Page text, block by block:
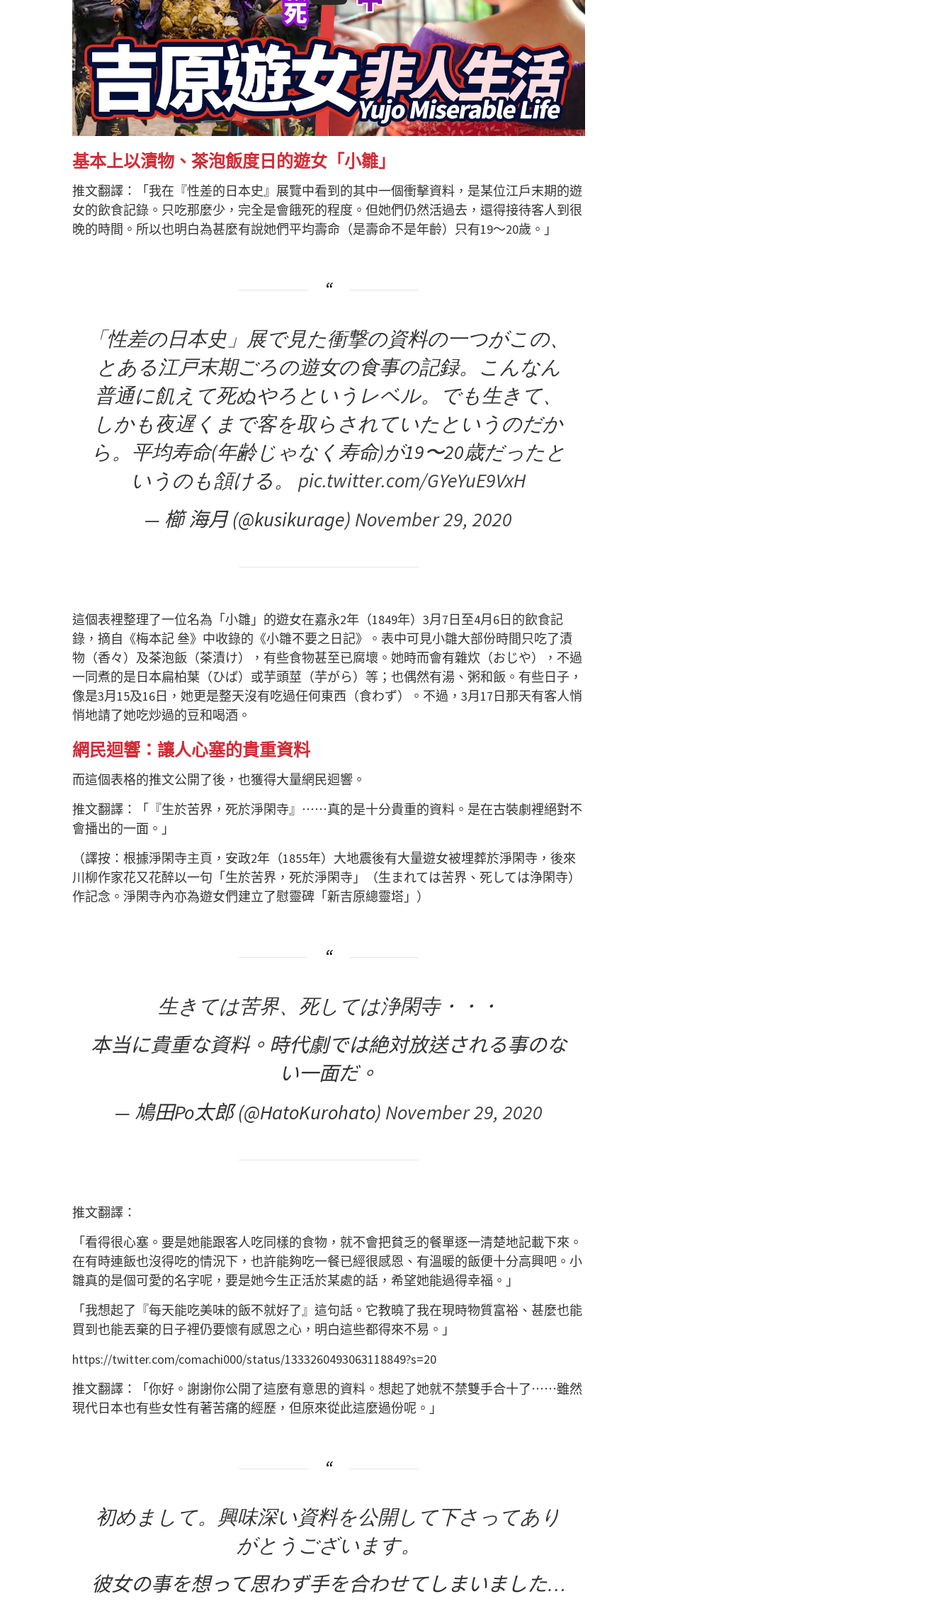
基本上以漬物、茶泡飯度日的遊女「小雛」
推文翻譯：「我在『性差的日本史』展覽中看到的其中一個衝擊資料，是某位江戶末期的遊
女的飲食記錄。只吃那麼少，完全是會餓死的程度。但她們仍然活過去，還得接待客人到很
晚的時間。所以也明白為甚麼有說她們平均壽命（是壽命不是年齡）只有19～20歲。」
「性差の日本史」展で見た衝撃の資料の一つがこの、
とある江戸末期ごろの遊女の食事の記録。こんなん
普通に飢えて死ぬやろというレベル。でも生きて、
しかも夜遅くまで客を取らされていたというのだか
ら。平均寿命(年齢じゃなく寿命)が19〜20歳だったと
いうのも頷ける。 pic.twitter.com/GYeYuE9VxH
— 櫛 海月 (@kusikurage) November 29, 2020
這個表裡整理了一位名為「小雛」的遊女在嘉永2年（1849年）3月7日至4月6日的飲食記
錄，摘自《梅本記 叄》中收錄的《小雛不要之日記》。表中可見小雛大部份時間只吃了漬
物（香々）及茶泡飯（茶漬け），有些食物甚至已腐壞。她時而會有雜炊（おじや），不過
一同煮的是日本扁柏葉（ひば）或芋頭莖（芋がら）等；也偶然有湯、粥和飯。有些日子，
像是3月15及16日，她更是整天沒有吃過任何東西（食わず）。不過，3月17日那天有客人悄
悄地請了她吃炒過的豆和喝酒。
網民迴響：讓人心塞的貴重資料
而這個表格的推文公開了後，也獲得大量網民迴響。
推文翻譯：「『生於苦界，死於淨閑寺』⋯⋯真的是十分貴重的資料。是在古裝劇裡絕對不
會播出的一面。」
（譯按：根據淨閑寺主頁 ，安政2年（1855年）大地震後有大量遊女被埋葬於淨閑寺，後來
川柳作家花又花醉以一句「生於苦界，死於淨閑寺」（生まれては苦界、死しては浄閑寺）
作記念。淨閑寺內亦為遊女們建立了慰靈碑「新吉原總靈塔」）
生きては苦界、死しては浄閑寺・・・
本当に貴重な資料。時代劇では絶対放送される事のな
い一面だ。
— 鳩田Po太郎 (@HatoKurohato) November 29, 2020
推文翻譯：
「看得很心塞。要是她能跟客人吃同樣的食物，就不會把貧乏的餐單逐一清楚地記載下來。
在有時連飯也沒得吃的情況下，也許能夠吃一餐已經很感恩、有溫暖的飯便十分高興吧。小
雛真的是個可愛的名字呢，要是她今生正活於某處的話，希望她能過得幸福。」
「我想起了『每天能吃美味的飯不就好了』這句話。它教曉了我在現時物質富裕、甚麼也能
買到也能丟棄的日子裡仍要懷有感恩之心，明白這些都得來不易。」
https://twitter.com/comachi000/status/1333260493063118849?s=20
推文翻譯：「你好。謝謝你公開了這麼有意思的資料。想起了她就不禁雙手合十了⋯⋯雖然
現代日本也有些女性有著苦痛的經歷，但原來從此這麼過份呢。」
初めまして。興味深い資料を公開して下さってあり
がとうございます。
彼女の事を想って思わず手を合わせてしまいました…